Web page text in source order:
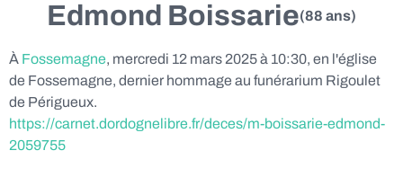
Edmond Boissarie(88 ans)
À Fossemagne, mercredi 12 mars 2025 à 10:30, en l'église
de Fossemagne, dernier hommage au funérarium Rigoulet
de Périgueux.
https://carnet.dordognelibre.fr/deces/m-boissarie-edmond-
2059755